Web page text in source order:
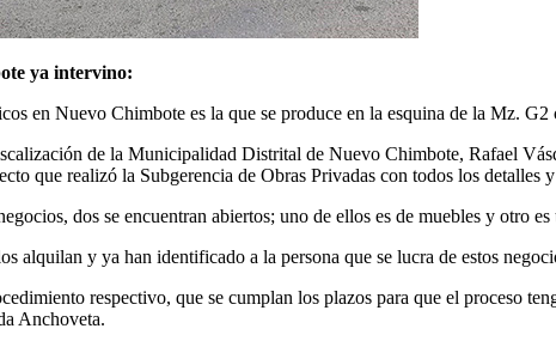
ya intervino:
en Nuevo Chimbote es la que se produce en la esquina de la Mz.
de la Municipalidad Distrital de Nuevo Chimbote, Rafael
que realizó la Subgerencia de Obras Privadas con todos los detalles
dos se encuentran abiertos; uno de ellos es de muebles y otro
alquilan y ya han identificado a la persona que se lucra de estos
respectivo, que se cumplan los plazos para que el proceso
Anchoveta.